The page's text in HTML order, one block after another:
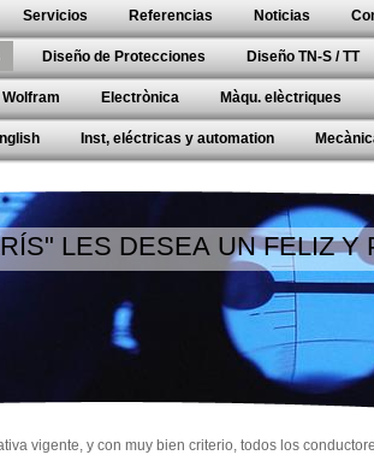
Servicios Referencias Noticias
Diseño de Protecciones Diseño TN-S / TT
Wolfram Electrònica Màqu. elèctriques
Inst, eléctricas y automation
LES DESEA UN FELIZ Y
vigente, y con muy bien criterio, todos los